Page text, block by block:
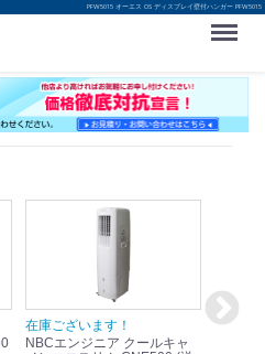
PFW5015 オーエス OS ディスプレイ壁付ハンガー PFW5015
Menu
在庫ございます！
NBCエンジニア クールキャ
即納可